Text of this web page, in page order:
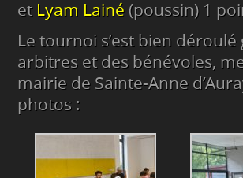
et Lyam Lainé (poussin) 1
Le tournoi s’est bien
arbitres et des bénévoles,
mairie de Sainte-Anne
photos :